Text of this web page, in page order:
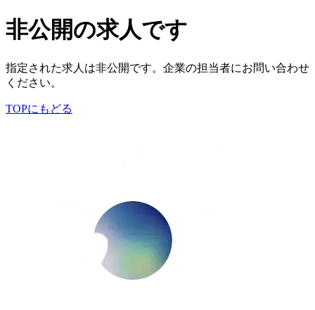
非公開の求人です
指定された求人は非公開です。企業の担当者にお問い合わせ
ください。
TOPにもどる